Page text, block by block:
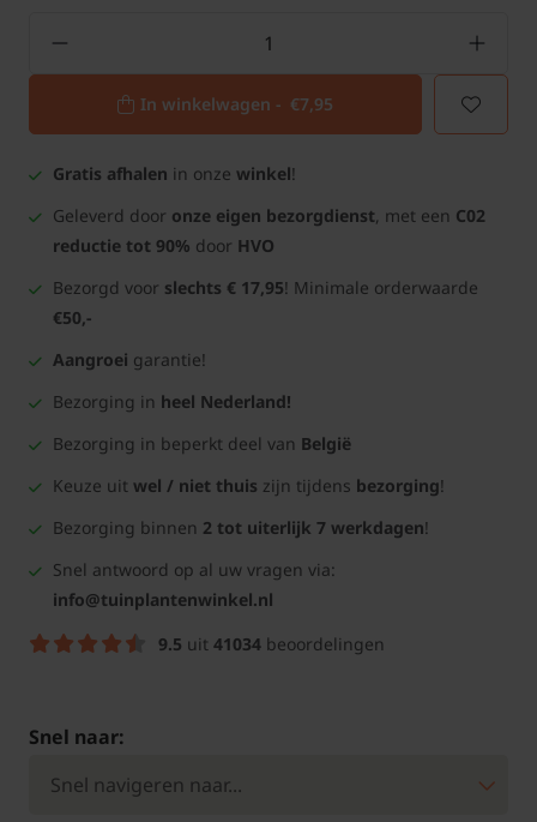
In winkelwagen - €7,95
Gratis afhalen in onze winkel!
Geleverd door onze eigen bezorgdienst, met een C02
reductie tot 90% door HVO
Bezorgd voor slechts € 17,95! Minimale orderwaarde
€50,-
Aangroei garantie!
Bezorging in heel Nederland!
Bezorging in beperkt deel van België
Keuze uit wel / niet thuis zijn tijdens bezorging!
Bezorging binnen 2 tot uiterlijk 7 werkdagen!
Snel antwoord op al uw vragen via:
info@tuinplantenwinkel.nl
9.5 uit 41034 beoordelingen
Snel naar: